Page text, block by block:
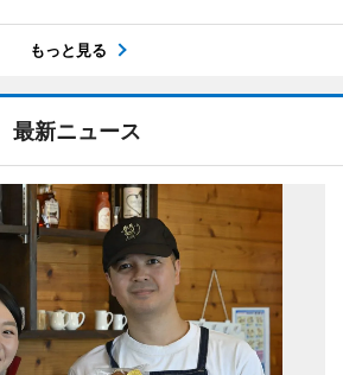
もっと見る
最新ニュース